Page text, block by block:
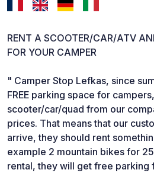
RENT A SCOOTER/CAR/ATV
FOR YOUR CAMPER
" Camper Stop Lefkas, since
FREE parking space for
scooter/car/quad from our
prices. That means that our
arrive, they should rent
example 2 mountain bikes for
rental, they will get free parking